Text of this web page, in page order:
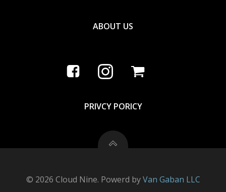
ABOUT US
PRIVCY PORICY
© 2026 Cloud Nine. Powerd byVan Gaban LLC